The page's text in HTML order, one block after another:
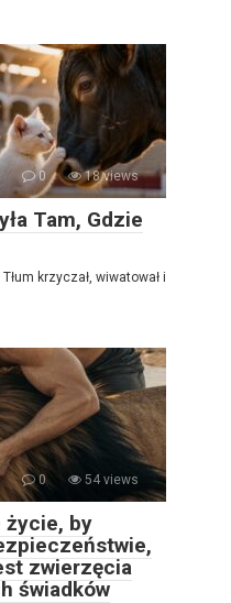
0 18 views
Tam, Gdzie
krzyczał, wiwatował i
0 54 views
życie, by
zwierzęcia
świadków